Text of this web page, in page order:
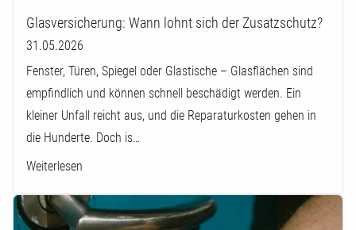
Glasversicherung: Wann lohnt sich der Zusatzschutz?
31.05.2026
Fenster, Türen, Spiegel oder Glastische – Glasflächen sind
empfindlich und können schnell beschädigt werden. Ein
kleiner Unfall reicht aus, und die Reparaturkosten gehen in
die Hunderte. Doch is…
Weiterlesen